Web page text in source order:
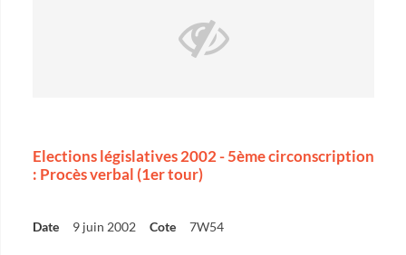
Elections législatives 2002 - 5ème circonscription
: Procès verbal (1er tour)
Date 9 juin 2002 Cote 7W54